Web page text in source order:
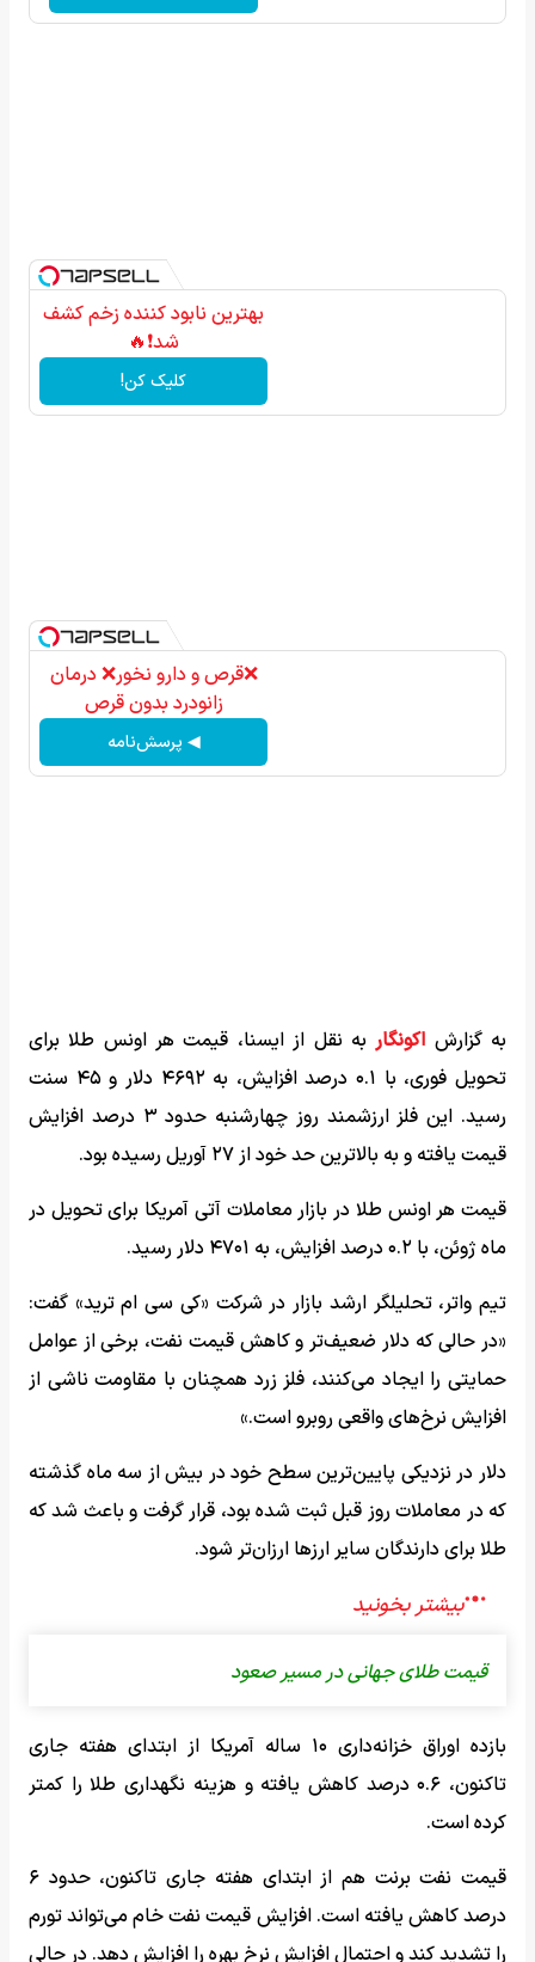
بهترین نابود کننده زخم کشف
شد❗🔥
کلیک کن!
❌قرص‌ و دارو نخور❌ درمان
زانودرد بدون قرص
◀ پرسش‌نامه
به گزارش اکونگاربه نقل از ایسنا، قیمت هر اونس طلا برای
تحویل فوری، با ۰.۱ درصد افزایش، به ۴۶۹۲ دلار و ۴۵ سنت
رسید. این فلز ارزشمند روز چهارشنبه حدود ۳ درصد افزایش
قیمت یافته و به بالاترین حد خود از ۲۷ آوریل رسیده بود.
قیمت هر اونس طلا در بازار معاملات آتی آمریکا برای تحویل در
ماه ژوئن، با ۰.۲ درصد افزایش، به ۴۷۰۱ دلار رسید.
تیم واتر، تحلیلگر ارشد بازار در شرکت «کی سی ام ترید» گفت:
«در حالی که دلار ضعیف‌تر و کاهش قیمت نفت، برخی از عوامل
حمایتی را ایجاد می‌کنند، فلز زرد همچنان با مقاومت ناشی از
افزایش نرخ‌های واقعی روبرو است.»
دلار در نزدیکی پایین‌ترین سطح خود در بیش از سه ماه گذشته
که در معاملات روز قبل ثبت شده بود، قرار گرفت و باعث شد که
طلا برای دارندگان سایر ارزها ارزان‌تر شود.
قیمت طلای جهانی در مسیر صعود
بازده اوراق خزانه‌داری ۱۰ ساله آمریکا از ابتدای هفته جاری
تاکنون، ۰.۶ درصد کاهش یافته و هزینه نگهداری طلا را کمتر
کرده است.
قیمت نفت برنت هم از ابتدای هفته جاری تاکنون، حدود ۶
درصد کاهش یافته است. افزایش قیمت نفت خام می‌تواند تورم
را تشدید کند و احتمال افزایش نرخ بهره را افزایش دهد. در حالی